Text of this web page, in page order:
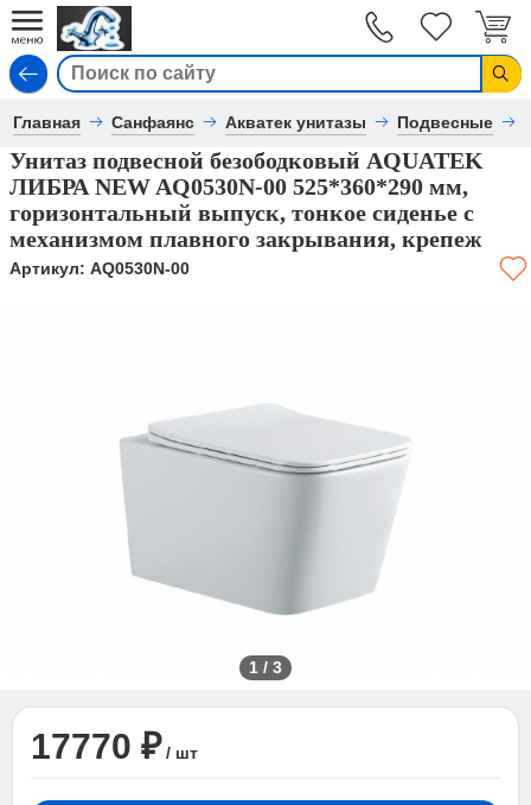
Главная Санфаянс Акватек унитазы Подвесные
Унитаз подвесной безободковый AQUATEK
ЛИБРА NEW AQ0530N-00 525*360*290 мм,
горизонтальный выпуск, тонкое сиденье с
механизмом плавного закрывания, крепеж
Артикул: AQ0530N-00
1 / 3
17770 ₽ / шт